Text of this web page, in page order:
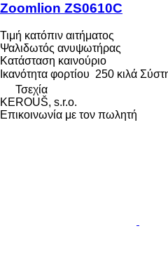
Zoomlion ZS0610C
Τιμή κατόπιν αιτήματος
Ψαλιδωτός ανυψωτήρας
Κατάσταση καινούριο
Ικανότητα φορτίου 250 κιλά
Τσεχία
KEROUŠ, s.r.o.
Επικοινωνία με τον πωλητή